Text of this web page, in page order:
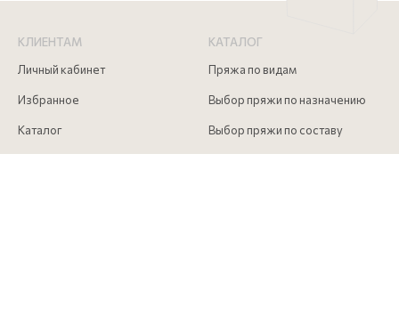
КЛИЕНТАМ
Личный кабинет
Избранное
Каталог
КАТАЛОГ
Пряжа по видам
Выбор пряжи по назначению
Выбор пряжи по составу